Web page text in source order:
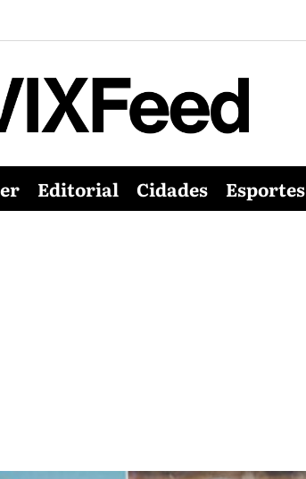
Editorial Cidades Esportes